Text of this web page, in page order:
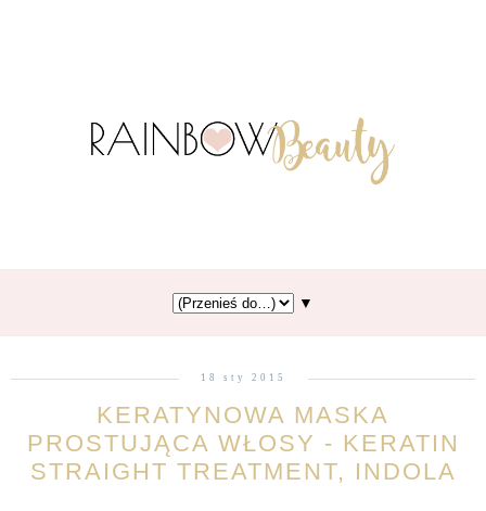
▼
18 sty 2015
KERATYNOWA MASKA
PROSTUJĄCA WŁOSY - KERATIN
STRAIGHT TREATMENT, INDOLA